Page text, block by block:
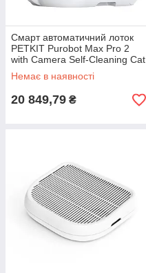
Смарт автоматичний лоток
PETKIT Purobot Max Pro 2
with Camera Self-Cleaning Cat
Litter
Немає в наявності
20 849,79 ₴